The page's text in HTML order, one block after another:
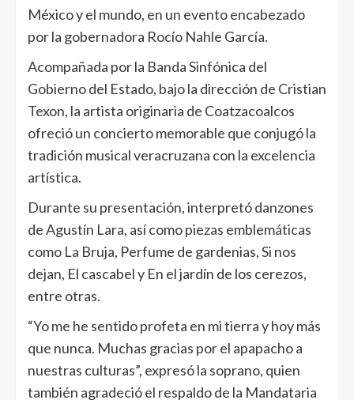
México y el mundo, en un evento encabezado
por la gobernadora Rocío Nahle García.
Acompañada por la Banda Sinfónica del
Gobierno del Estado, bajo la dirección de Cristian
Texon, la artista originaria de Coatzacoalcos
ofreció un concierto memorable que conjugó la
tradición musical veracruzana con la excelencia
artística.
Durante su presentación, interpretó danzones
de Agustín Lara, así como piezas emblemáticas
como La Bruja, Perfume de gardenias, Si nos
dejan, El cascabel y En el jardín de los cerezos,
entre otras.
“Yo me he sentido profeta en mi tierra y hoy más
que nunca. Muchas gracias por el apapacho a
nuestras culturas”, expresó la soprano, quien
también agradeció el respaldo de la Mandataria